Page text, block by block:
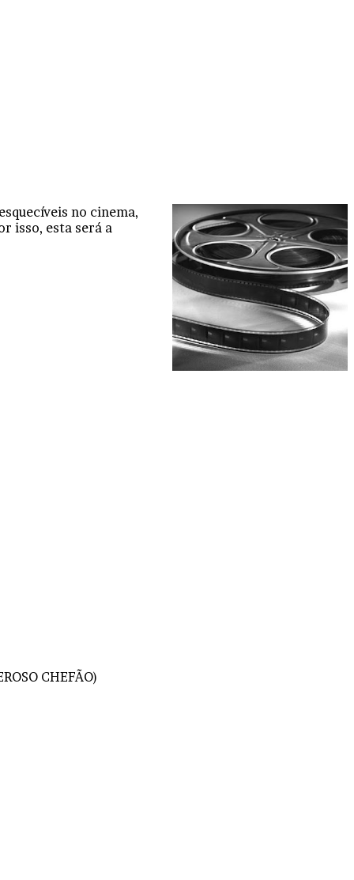
no cinema,
isso, esta será a
CHEFÃO)